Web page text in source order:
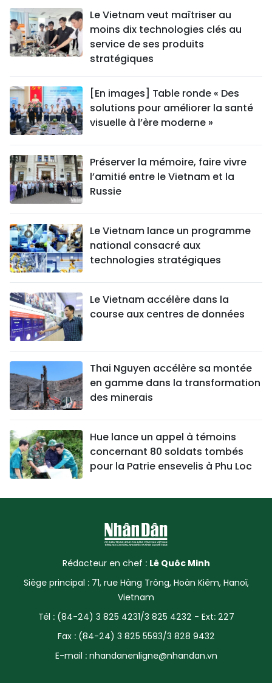
Le Vietnam veut maîtriser au
moins dix technologies clés au
service de ses produits
stratégiques
[En images] Table ronde « Des
solutions pour améliorer la santé
visuelle à l’ère moderne »
Préserver la mémoire, faire vivre
l’amitié entre le Vietnam et la
Russie
Le Vietnam lance un programme
national consacré aux
technologies stratégiques
Le Vietnam accélère dans la
course aux centres de données
Thai Nguyen accélère sa montée
en gamme dans la transformation
des minerais
Hue lance un appel à témoins
concernant 80 soldats tombés
pour la Patrie ensevelis à Phu Loc
Rédacteur en chef : Lê Quôc Minh
Siège principal : 71, rue Hàng Trông, Hoàn Kiêm, Hanoï,
Vietnam
Tél : (84-24) 3 825 4231/3 825 4232 - Ext: 227
Fax : (84-24) 3 825 5593/3 828 9432
E-mail : nhandanenligne@nhandan.vn